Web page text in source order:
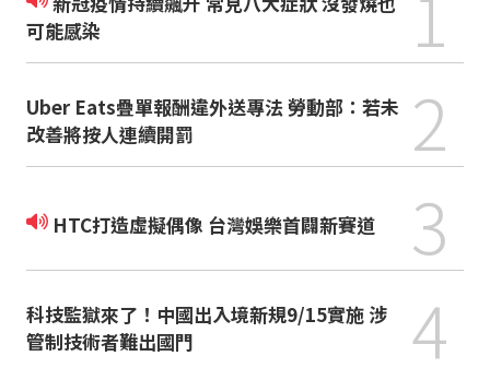
可能感染
Uber Eats疊單報酬違外送專法 勞動部：若未
改善將按人連續開罰
2
HTC打造虛擬偶像 台灣娛樂首闢新賽道 3
科技監獄來了！中國出入境新規9/15實施 涉
管制技術者難出國門
4